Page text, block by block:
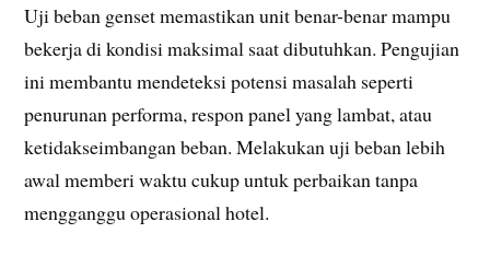
Uji beban genset memastikan unit benar-benar mampu
bekerja di kondisi maksimal saat dibutuhkan. Pengujian
ini membantu mendeteksi potensi masalah seperti
penurunan performa, respon panel yang lambat, atau
ketidakseimbangan beban. Melakukan uji beban lebih
awal memberi waktu cukup untuk perbaikan tanpa
mengganggu operasional hotel.